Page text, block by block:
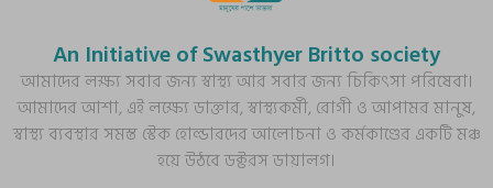
An Initiative of Swasthyer Britto society
আমাদের লক্ষ্য সবার জন্য স্বাস্থ্য আর সবার জন্য চিকিৎসা পরিষেবা।
আমাদের আশা, এই লক্ষ্যে ডাক্তার, স্বাস্থ্যকর্মী, রোগী ও আপামর মানুষ,
স্বাস্থ্য ব্যবস্থার সমস্ত স্টেক হোল্ডারদের আলোচনা ও কর্মকাণ্ডের একটি মঞ্চ
হয়ে উঠবে ডক্টরস ডায়ালগ।